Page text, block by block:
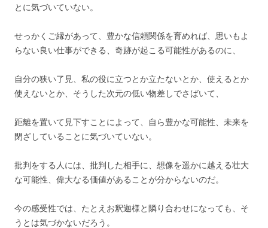
とに気づいていない。
せっかくご縁があって、豊かな信頼関係を育めれば、思いもよ
らない良い仕事ができる、奇跡が起こる可能性があるのに、
自分の狭い了見、私の役に立つとか立たないとか、使えるとか
使えないとか、そうした次元の低い物差しでさばいて、
距離を置いて見下すことによって、自ら豊かな可能性、未来を
閉ざしていることに気づいていない。
批判をする人には、批判した相手に、想像を遥かに越える壮大
な可能性、偉大なる価値があることが分からないのだ。
今の感受性では、たとえお釈迦様と隣り合わせになっても、そ
うとは気づかないだろう。